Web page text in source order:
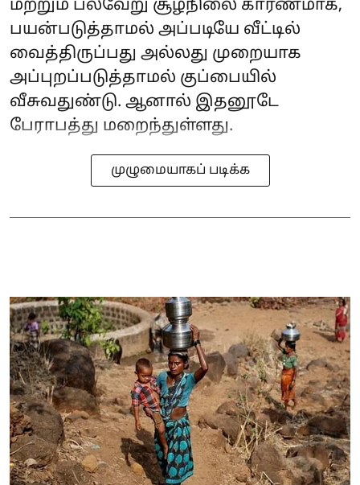
மற்றும் பல்வேறு சூழ்நிலை காரணமாக,
பயன்படுத்தாமல் அப்படியே வீட்டில்
வைத்திருப்பது அல்லது முறையாக
அப்புறப்படுத்தாமல் குப்பையில்
வீசுவதுண்டு. ஆனால் இதனூடே
பேராபத்து மறைந்துள்ளது.
முழுமையாகப் படிக்க